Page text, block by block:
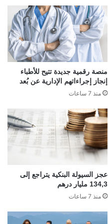
منصة رقمية جديدة تتيح للأطباء
إنجاز إجراءاتهم الإدارية عن بُعد
منذ 7 ساعات
عجز السيولة البنكية يتراجع إلى
134,3 مليار درهم
منذ 7 ساعات